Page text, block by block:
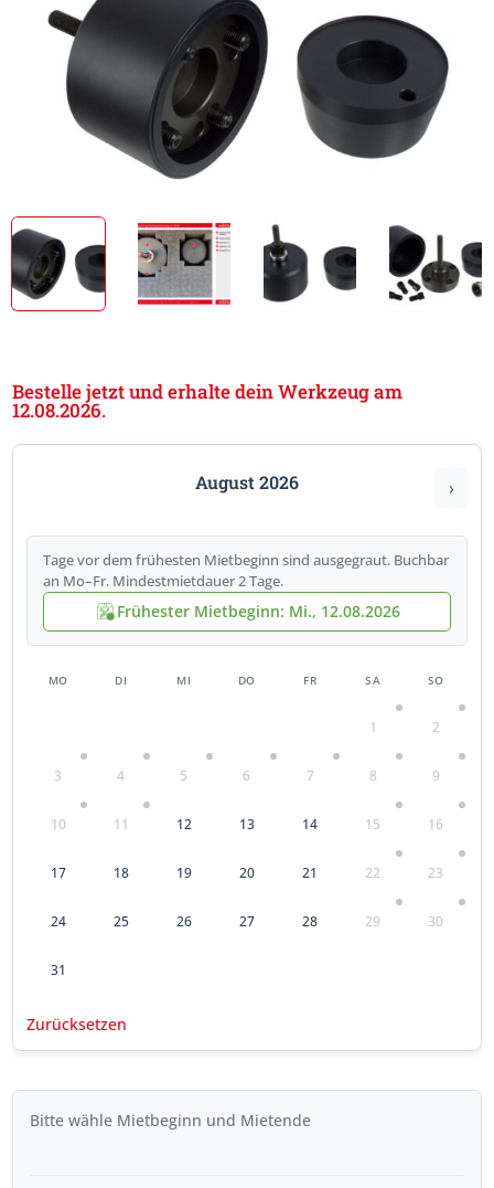
Bestelle jetzt und erhalte dein Werkzeug am
12.08.2026.
August 2026 ›
Tage vor dem frühesten Mietbeginn sind ausgegraut. Buchbar
an Mo–Fr. Mindestmietdauer 2 Tage.
Frühester Mietbeginn: Mi., 12.08.2026
MO DI MI DO FR SA SO
1 2
3 4 5 6 7 8 9
10 11 12 13 14 15 16
17 18 19 20 21 22 23
24 25 26 27 28 29 30
31
Zurücksetzen
Bitte wähle Mietbeginn und Mietende